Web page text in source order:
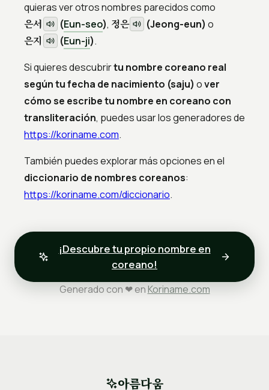
quieras ver otros nombres parecidos como
은서 (Eun-seo), 정은 (Jeong-eun) o
은지 (Eun-ji).
Si quieres descubrirtu nombre coreano real
según tu fecha de nacimiento (saju) over
cómo se escribe tu nombre en coreano con
transliteración, puedes usar los generadores de
https://koriname.com.
También puedes explorar más opciones en el
diccionario de nombres coreanos:
https://koriname.com/diccionario.
¡Descubre tu propio nombre en
coreano!
Generado con ❤ en Koriname.com
아름다움